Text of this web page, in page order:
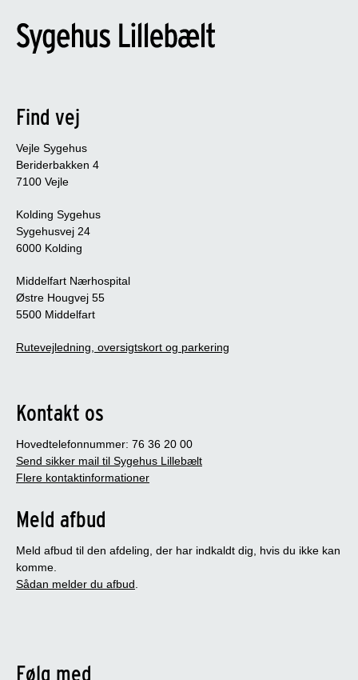
Find vej
Vejle Sygehus
Beriderbakken 4
7100 Vejle
Kolding Sygehus
Sygehusvej 24
6000 Kolding
Middelfart Nærhospital
Østre Hougvej 55
5500 Middelfart
Rutevejledning, oversigtskort og parkering
Kontakt os
Hovedtelefonnummer: 76 36 20 00
Send sikker mail til Sygehus Lillebælt
Flere kontaktinformationer
Meld afbud
Meld afbud til den afdeling, der har indkaldt dig, hvis du ikke kan
komme.
Sådan melder du afbud.
Følg med